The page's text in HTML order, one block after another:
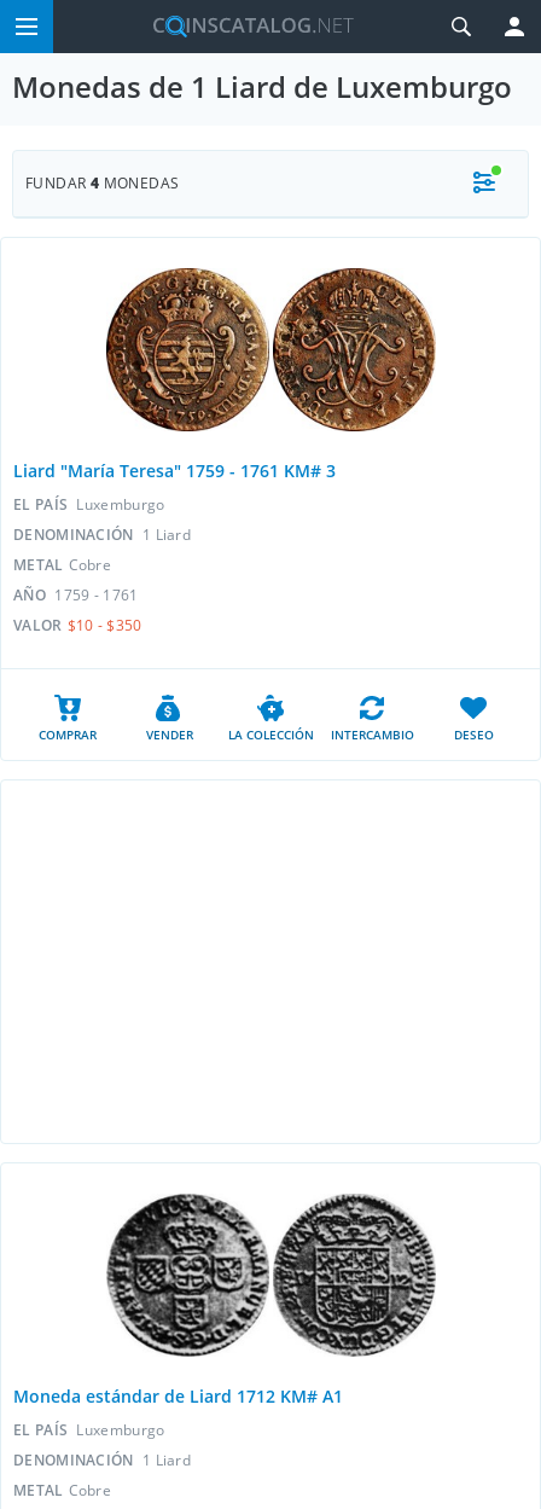
Monedas de 1 Liard de Luxemburgo
FUNDAR 4 MONEDAS
Liard "María Teresa" 1759 - 1761 KM# 3
EL PAÍS Luxemburgo
DENOMINACIÓN 1 Liard
METAL Cobre
AÑO 1759 - 1761
VALOR $10 - $350
COMPRAR VENDER LA COLECCIÓN INTERCAMBIO DESEO
Moneda estándar de Liard 1712 KM# A1
EL PAÍS Luxemburgo
DENOMINACIÓN 1 Liard
METAL Cobre